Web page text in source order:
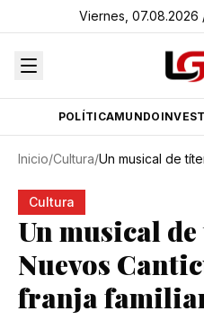
Viernes, 07.08.2026
POLÍTICAMUNDO
Inicio/Cultura/
Cultura
Un musical
Nuevos
franja